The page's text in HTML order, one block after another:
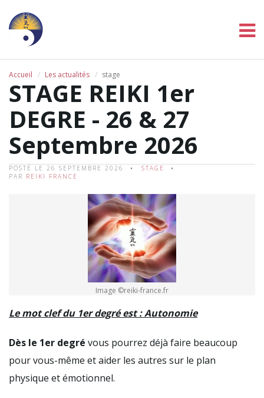
Accueil Les actualités stage
STAGE REIKI 1er
DEGRE - 26 & 27
Septembre 2026
POSTÉ LE 26 SEPTEMBRE 2026
STAGE
PAR REIKI FRANCE
Image ©reiki-france.fr
Le mot clef du 1er degré est : Autonomie
Dès le 1er degré vous pourrez déjà faire beaucoup
pour vous-même et aider les autres sur le plan
physique et émotionnel.